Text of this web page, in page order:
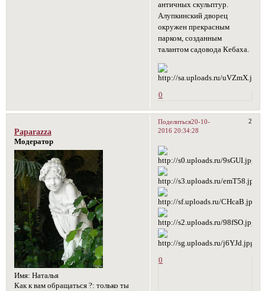
античных скульптур.
Алупкинский дворец
окружен прекрасным
парком, созданным
талантом садовода Кебаха.
0
Поделиться 2
20-10-
2016 20:34:28
Paparazza
Модератор
Имя: Наталья
Как к вам обращаться ?: только ты
0